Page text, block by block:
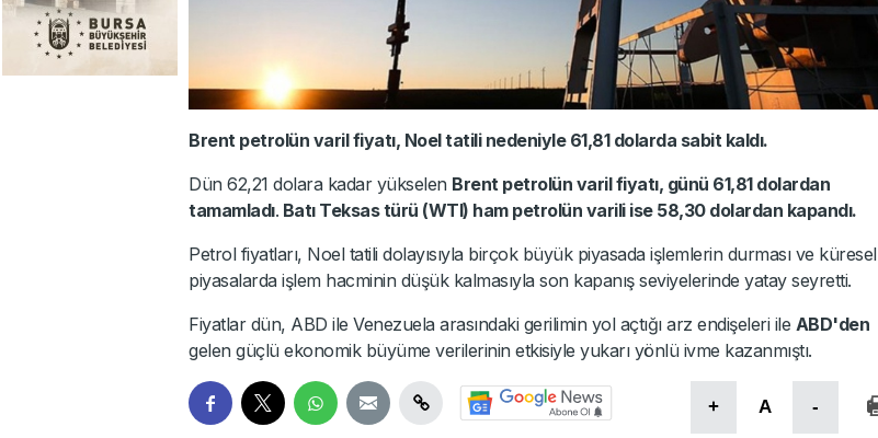
Brent petrolün varil fiyatı, Noel tatili nedeniyle 61,81 dolarda sabit kaldı.
Dün 62,21 dolara kadar yükselen Brent petrolün varil fiyatı, günü 61,81 dolardan
tamamladı. Batı Teksas türü (WTI) ham petrolün varili ise 58,30 dolardan kapandı.
Petrol fiyatları, Noel tatili dolayısıyla birçok büyük piyasada işlemlerin durması ve küresel
piyasalarda işlem hacminin düşük kalmasıyla son kapanış seviyelerinde yatay seyretti.
Fiyatlar dün, ABD ile Venezuela arasındaki gerilimin yol açtığı arz endişeleri ile ABD'den
gelen güçlü ekonomik büyüme verilerinin etkisiyle yukarı yönlü ivme kazanmıştı.
+ A -